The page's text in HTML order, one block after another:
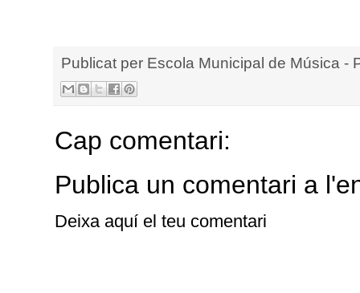
Publicat per Escola Municipal de Música -
Cap comentari:
Publica un comentari a
Deixa aquí el teu comentari